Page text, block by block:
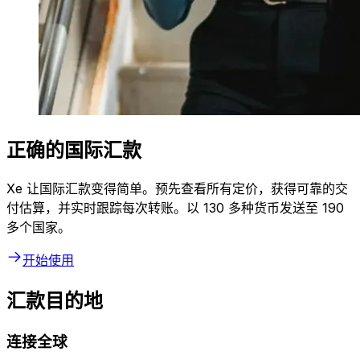
正确的国际汇款
Xe 让国际汇款变得简单。预先查看所有定价，获得可靠的交
付估算，并实时跟踪每次转账。以 130 多种货币发送至 190
多个国家。
开始使用
汇款目的地
连接全球